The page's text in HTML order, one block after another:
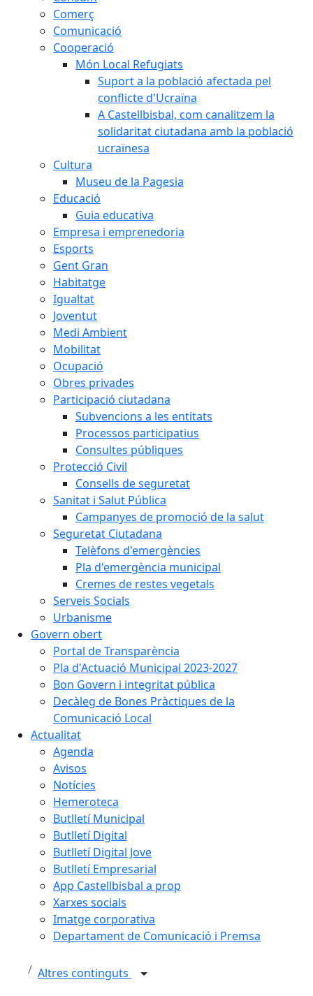
Comerç
Comunicació
Cooperació
Món Local Refugiats
Suport a la població afectada pel
conflicte d'Ucraïna
A Castellbisbal, com canalitzem la
solidaritat ciutadana amb la població
ucraïnesa
Cultura
Museu de la Pagesia
Educació
Guia educativa
Empresa i emprenedoria
Esports
Gent Gran
Habitatge
Igualtat
Joventut
Medi Ambient
Mobilitat
Ocupació
Obres privades
Participació ciutadana
Subvencions a les entitats
Processos participatius
Consultes públiques
Protecció Civil
Consells de seguretat
Sanitat i Salut Pública
Campanyes de promoció de la salut
Seguretat Ciutadana
Telèfons d'emergències
Pla d'emergència municipal
Cremes de restes vegetals
Serveis Socials
Urbanisme
Govern obert
Portal de Transparència
Pla d'Actuació Municipal 2023-2027
Bon Govern i integritat pública
Decàleg de Bones Pràctiques de la
Comunicació Local
Actualitat
Agenda
Avisos
Notícies
Hemeroteca
Butlletí Municipal
Butlletí Digital
Butlletí Digital Jove
Butlletí Empresarial
App Castellbisbal a prop
Xarxes socials
Imatge corporativa
Departament de Comunicació i Premsa
Altres continguts